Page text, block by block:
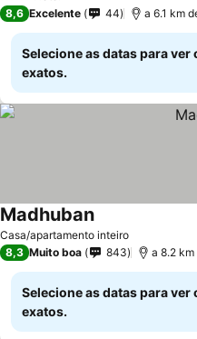
8,6 Excelente 44 a 6.1 km
Selecione as datas para ver
exatos.
Casa/apartamento inteiro
MadhubanVer preços
8,3 Muito boa 843 a 8.2
Selecione as datas para ver
exatos.